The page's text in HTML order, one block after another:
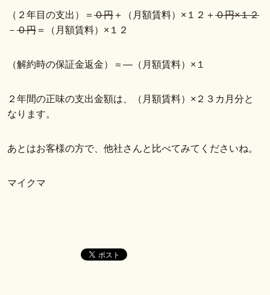
（２年目の支出）＝ ０円 ＋（月額賃料）×１２＋０円×１２
－ ０円 ＝（月額賃料）×１２
（解約時の保証金返金）＝―（月額賃料）×１
２年間の正味の支出金額は、（月額賃料）×２３カ月分と
なります。
あとはお客様の方で、他社さんと比べてみてくださいね。
マイクマ